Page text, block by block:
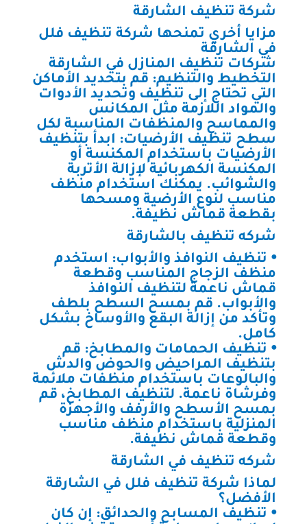
شركة تنظيف الشارقة
مزايا أخري تمنحها شركة تنظيف فلل
في الشارقة
شركات تنظيف المنازل في الشارقة
التخطيط والتنظيم: قم بتحديد الأماكن
التي تحتاج إلى تنظيف وتحديد الأدوات
والمواد اللازمة مثل المكانس
والمماسح والمنظفات المناسبة لكل
سطح تنظيف الأرضيات: ابدأ بتنظيف
الأرضيات باستخدام المكنسة أو
المكنسة الكهربائية لإزالة الأتربة
والشوائب. يمكنك استخدام منظف
مناسب لنوع الأرضية ومسحها
بقطعة قماش نظيفة.
شركه تنظيف بالشارقة
⦁ تنظيف النوافذ والأبواب: استخدم
منظف الزجاج المناسب وقطعة
قماش ناعمة لتنظيف النوافذ
والأبواب. قم بمسح السطح بلطف
وتأكد من إزالة البقع والأوساخ بشكل
كامل.
⦁ تنظيف الحمامات والمطابخ: قم
بتنظيف المراحيض والحوض والدش
والبالوعات باستخدام منظفات ملائمة
وفرشاة ناعمة. لتنظيف المطابخ، قم
بمسح الأسطح والأرفف والأجهزة
المنزلية باستخدام منظف مناسب
وقطعة قماش نظيفة.
شركه تنظيف في الشارقة
لماذا شركة تنظيف فلل في الشارقة
الأفضل؟
⦁ تنظيف المسابح والحدائق: إن كان